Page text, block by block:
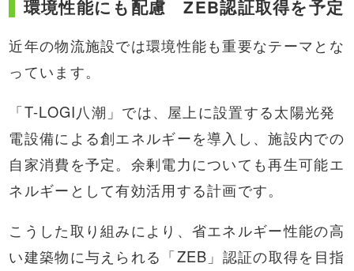
環境性能にも配慮 ZEB認証取得を予定
近年の物流施設では環境性能も重要なテーマとな
っています。
「T-LOGI八潮」では、屋上に設置する太陽光発
電設備による創エネルギーを導入し、施設内での
自家消費を予定。余剰電力についても再生可能エ
ネルギーとして有効活用する計画です。
こうした取り組みにより、省エネルギー性能の高
い建築物に与えられる「ZEB」認証の取得を目指